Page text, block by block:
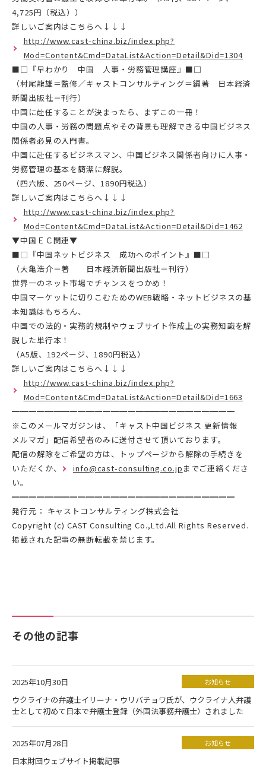
4,725円（税込））
詳しいご案内はこちらへ↓↓↓
http://www.cast-china.biz/index.php?
Mod=Content&Cmd=DataList&Action=Detail&Did=1304
■□『早わかり 中国 人事・労務管理講座』■□
（村尾龍雄＝監修／キャストコンサルティング＝編著 日本経済
新聞出版社＝刊行）
中国に赴任することが決まったら、まずこの一冊！
中国の人事・労務の問題点やその背景も理解できる中国ビジネス
関係者必見の入門書。
中国に赴任するビジネスマン、中国ビジネス関係者向けに人事・
労務管理の基本を簡潔に解説。
（四六版、250ページ、1890円税込）
詳しいご案内はこちらへ↓↓↓
http://www.cast-china.biz/index.php?
Mod=Content&Cmd=DataList&Action=Detail&Did=1462
▼中国ＥＣ関連▼
■□『中国ネットビジネス 成功へのポイント』■□
（大亀浩介＝著 日本経済新聞出版社＝刊行）
世界一のネット市場でチャンスをつかめ！
中国マーケットに切りこむためのWEB戦略・ネットビジネスの基
本知識はもちろん、
中国での法的・実務的規制やウェブサイト作成上の実務知識を解
説した単行本！
（A5版、192ページ、1890円税込）
詳しいご案内はこちらへ↓↓↓
http://www.cast-china.biz/index.php?
Mod=Content&Cmd=DataList&Action=Detail&Did=1663
━━━━━━━━━━━━━━━━━━━━━━━━━━━
※このメールマガジンは、「キャスト中国ビジネス 更新情報
メルマガ」配信希望者のみに送付させて頂いております。
配信の解除をご希望の方は、トップページから解除の手続きを
いただくか、
info@cast-consulting.co.jp までご連絡くださ
い。
━━━━━━━━━━━━━━━━━━━━━━━━━━━
発行元： キャストコンサルティング株式会社
Copyright (c) CAST Consulting Co.,Ltd.All Rights Reserved.
掲載された記事の無断転載を禁じます。
その他の記事
2025年10月30日 お知らせ
ウクライナの弁護士イリーナ・ウリバチョワ氏が、ウクライナ人弁護
士として初めて日本で弁護士登録（外国法事務弁護士）されました
2025年07月28日 お知らせ
日本財団ウェブサイト掲載記事